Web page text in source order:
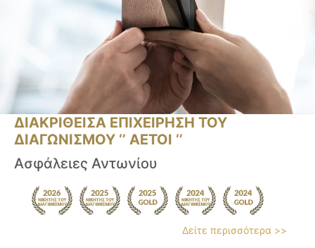
ΔΙΑΚΡΙΘΕΙΣΑ ΕΠΙΧΕΙΡΗΣΗ ΤΟΥ
ΔΙΑΓΩΝΙΣΜΟΥ ‘’ ΑΕΤΟΙ ‘’
Ασφάλειες Αντωνίου
Δείτε περισσότερα >>